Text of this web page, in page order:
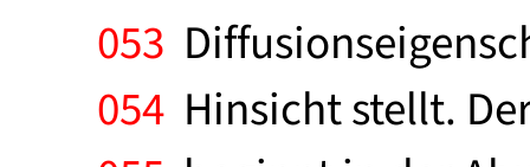
053
054 Hinsicht stellt.